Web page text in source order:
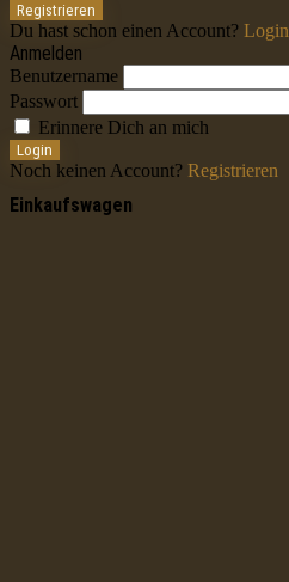
Registrieren
Du hast schon einen Account? Login
Anmelden
Benutzername
Passwort
Erinnere Dich an mich
Login
Noch keinen Account? Registrieren
Einkaufswagen